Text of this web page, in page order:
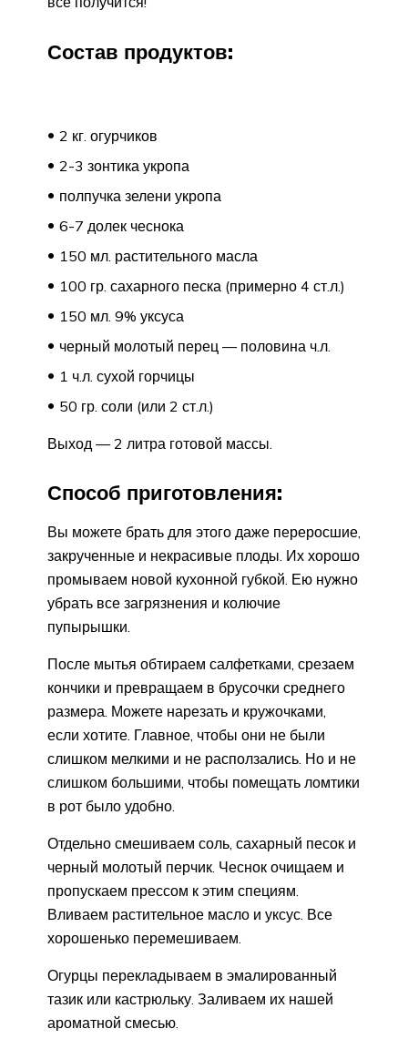
Состав продуктов:
2 кг. огурчиков
2-3 зонтика укропа
полпучка зелени укропа
6-7 долек чеснока
150 мл. растительного масла
100 гр. сахарного песка (примерно 4 ст.л.)
150 мл. 9% уксуса
черный молотый перец — половина ч.л.
1 ч.л. сухой горчицы
50 гр. соли (или 2 ст.л.)
Выход — 2 литра готовой массы.
Способ приготовления:
Вы можете брать для этого даже переросшие,
закрученные и некрасивые плоды. Их хорошо
промываем новой кухонной губкой. Ею нужно
убрать все загрязнения и колючие
пупырышки.
После мытья обтираем салфетками, срезаем
кончики и превращаем в брусочки среднего
размера. Можете нарезать и кружочками,
если хотите. Главное, чтобы они не были
слишком мелкими и не расползались. Но и не
слишком большими, чтобы помещать ломтики
в рот было удобно.
Отдельно смешиваем соль, сахарный песок и
черный молотый перчик. Чеснок очищаем и
пропускаем прессом к этим специям.
Вливаем растительное масло и уксус. Все
хорошенько перемешиваем.
Огурцы перекладываем в эмалированный
тазик или кастрюльку. Заливаем их нашей
ароматной смесью.